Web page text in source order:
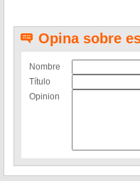
Opina sobre
Nombre
Título
Opinion